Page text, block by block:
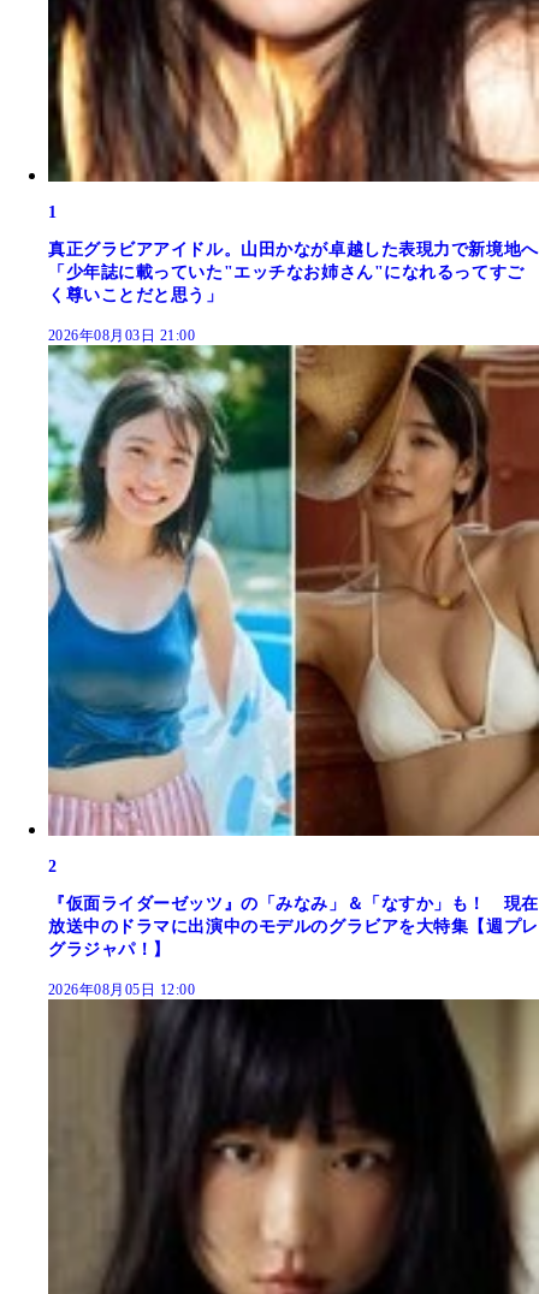
1
真正グラビアアイドル。山田かなが卓越した表現力で新境地へ
「少年誌に載っていた"エッチなお姉さん"になれるってすご
く尊いことだと思う」
2026年08月03日 21:00
2
『仮面ライダーゼッツ』の「みなみ」＆「なすか」も！ 現在
放送中のドラマに出演中のモデルのグラビアを大特集【週プレ
グラジャパ！】
2026年08月05日 12:00